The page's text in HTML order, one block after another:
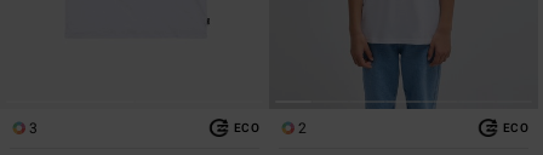
3 ECO 2 ECO